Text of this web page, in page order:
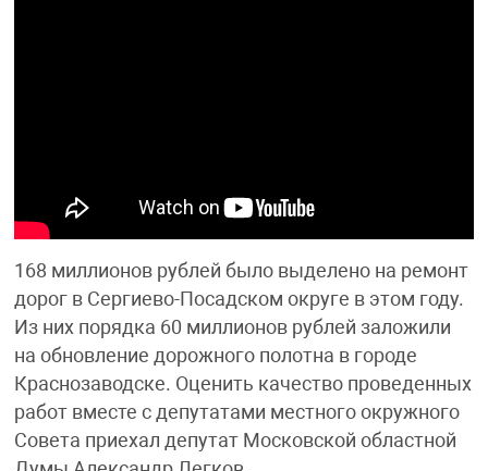
168 миллионов рублей было выделено на ремонт
дорог в Сергиево-Посадском округе в этом году.
Из них порядка 60 миллионов рублей заложили
на обновление дорожного полотна в городе
Краснозаводске. Оценить качество проведенных
работ вместе с депутатами местного окружного
Совета приехал депутат Московской областной